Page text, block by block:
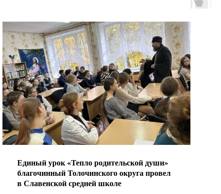
Единый урок «Тепло родительской души»
благочинный Толочинского округа провел
в Славенской средней школе